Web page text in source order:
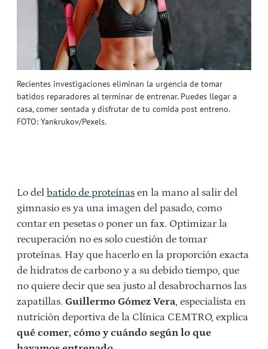
Recientes investigaciones eliminan la urgencia de tomar
batidos reparadores al terminar de entrenar. Puedes llegar a
casa, comer sentada y disfrutar de tu comida post entreno.
FOTO: Yankrukov/Pexels.
Lo del batido de proteínas en la mano al salir del
gimnasio es ya una imagen del pasado, como
contar en pesetas o poner un fax. Optimizar la
recuperación no es solo cuestión de tomar
proteínas. Hay que hacerlo en la proporción exacta
de hidratos de carbono y a su debido tiempo, que
no quiere decir que sea justo al desabrocharnos las
zapatillas. Guillermo Gómez Vera, especialista en
nutrición deportiva de la Clínica CEMTRO, explica
qué comer, cómo y cuándo según lo que